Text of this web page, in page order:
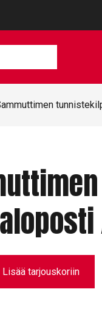
Lisää tarjouskoriin